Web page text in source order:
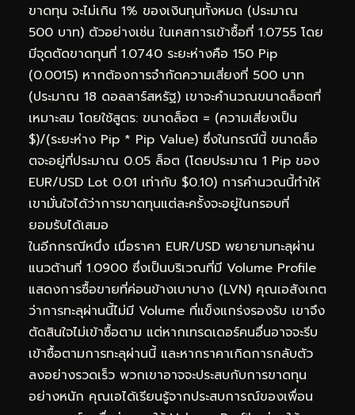
ขาดทุน จะไม่เกิน 1% ของเงินทุนทั้งหมด (ประมาณ
500 บาท) ตัวอย่างเช่น ในเคสการเข้าซื้อที่ 1.0755 โดย
มีจุดตัดขาดทุนที่ 1.0740 ระยะห่างคือ 150 Pip
(0.0015) หากต้องการจำกัดความเสี่ยงที่ 500 บาท
(ประมาณ 18 ดอลลาร์สหรัฐ) เขาจะคำนวณขนาดล็อตที่
เหมาะสม โดยใช้สูตร: ขนาดล็อต = (ความเสี่ยงเป็น
$)/(ระยะห่าง Pip * Pip Value) ซึ่งในกรณีนี้ ขนาดล็อ
ตจะอยู่ที่ประมาณ 0.05 ล็อต (โดยประมาณ 1 Pip ของ
EUR/USD Lot 0.01 เท่ากับ $0.10) การคำนวณนี้ทำให้
เขามั่นใจได้ว่าการขาดทุนแต่ละครั้งจะอยู่ในกรอบที่
ยอมรับได้เสมอ
ในอีกกรณีหนึ่ง เมื่อราคา EUR/USD พยายามทะลุผ่าน
แนวต้านที่ 1.0900 ซึ่งเป็นบริเวณที่มี Volume Profile
แสดงการซื้อขายที่ค่อนข้างเบาบาง (LVN) คุณเอสังเกต
ว่าการทะลุผ่านนี้ไม่มี Volume ที่แข็งแกร่งรองรับ เขาจึง
ตัดสินใจไม่เข้าซื้อตาม แต่หากเทรดเดอร์คนอื่นอาจจะรีบ
เข้าซื้อตามการทะลุผ่านนี้ และหากราคาเกิดการกลับตัว
ลงอย่างรวดเร็ว พวกเขาอาจจะประสบกับการขาดทุน
อย่างหนัก คุณเอได้เรียนรู้จากประสบการณ์ของเพื่อน